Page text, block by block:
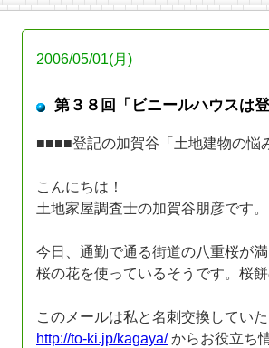
2006/05/01(月)
第３８回「ビニールハウスは登
■■■■登記の加賀谷「土地建物の悩
こんにちは！
土地家屋調査士の加賀谷朋彦です。
今日、通勤で通る街道の八重桜が
桜の花を使っているそうです。桜
このメールは私と名刺交換してい
http://to-ki.jp/kagaya/からお役立ち